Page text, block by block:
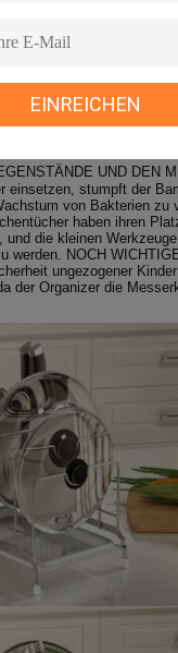
EINREICHEN
UND DEN
einsetzen, stumpft der
von Bakterien zu
haben ihren
und die kleinen
werden. NOCH
ungezogener
der Organizer die